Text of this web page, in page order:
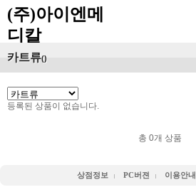
(주)아이엔메
디칼
카트류()
등록된 상품이 없습니다.
총 0개 상품
상점정보 PC버젼 이용안내